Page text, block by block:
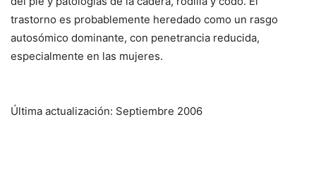
trastorno es probablemente heredado como un rasgo
autosómico dominante, con penetrancia reducida,
especialmente en las mujeres.
Última actualización: Septiembre 2006